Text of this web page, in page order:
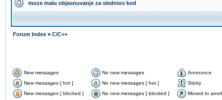
moze malu objasnuvanje za sledniov kod
Forum Index » C/C++
New messages No new messages
Announce
New messages [ hot ]
No new messages [ hot ]
Sticky
New messages [ blocked ]
No new messages [ blocked ] Moved to